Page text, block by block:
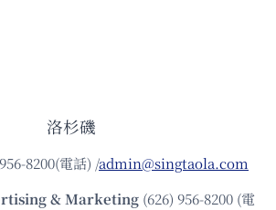
洛杉磯
8200(電話) /admin@singtaola.com
& Marketing (626) 956-8200 (電